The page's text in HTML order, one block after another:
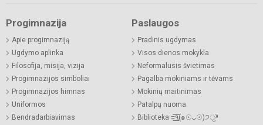
Progimnazija
Apie progimnaziją
Ugdymo aplinka
Filosofija, misija, vizija
Progimnazijos simboliai
Progimnazijos himnas
Uniformos
Bendradarbiavimas
Paslaugos
Pradinis ugdymas
Visos dienos mokykla
Neformalusis švietimas
Pagalba mokiniams ir tėvams
Mokinių maitinimas
Patalpų nuoma
Biblioteka =͟͟͞͞٩(๑☉ᴗ☉)੭ु⁾⁾